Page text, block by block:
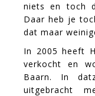
niets en toch
Daar heb je
dat maar
In 2005 heeft
verkocht en
Baarn. In
uitgebracht